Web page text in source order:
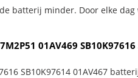
batterij minder. Door elke
01AV469
SB10K97614 01AV467